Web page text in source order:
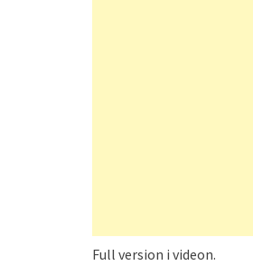
Full version i videon.